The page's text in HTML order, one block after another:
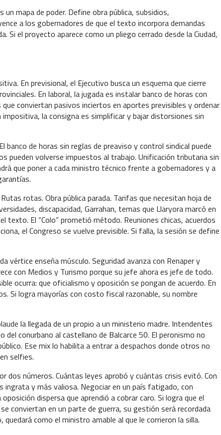
mapa de poder. Define obra pública, subsidios,
a los gobernadores de que el texto incorpora demandas
el proyecto aparece como un pliego cerrado desde la Ciudad,
En previsional, el Ejecutivo busca un esquema que cierre
En laboral, la jugada es instalar banco de horas con
conviertan pasivos inciertos en aportes previsibles y ordenar
la consigna es simplificar y bajar distorsiones sin
de horas sin reglas de preaviso y control sindical puede
pueden volverse impuestos al trabajo. Unificación tributaria sin
que poner a cada ministro técnico frente a gobernadores y a
rotas. Obra pública parada. Tarifas que necesitan hoja de
discapacidad, Garrahan, temas que Llaryora marcó en
texto. El “Colo” prometió método. Reuniones chicas, acuerdos
el Congreso se vuelve previsible. Si falla, la sesión se define
vértice enseña músculo. Seguridad avanza con Renaper y
con Medios y Turismo porque su jefe ahora es jefe de todo.
ocurra: que oficialismo y oposición se pongan de acuerdo. En
Si logra mayorías con costo fiscal razonable, su nombre
la llegada de un propio a un ministerio madre. Intendentes
conurbano al castellano de Balcarce 50. El peronismo no
Ese mix lo habilita a entrar a despachos donde otros no
selfies.
dos números. Cuántas leyes aprobó y cuántas crisis evitó. Con
ingrata y más valiosa. Negociar en un país fatigado, con
dispersa que aprendió a cobrar caro. Si logra que el
conviertan en un parte de guerra, su gestión será recordada
como el ministro amable al que le corrieron la silla.